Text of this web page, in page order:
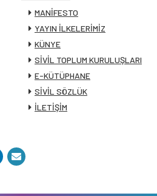
MANİFESTO
YAYIN İLKELERİMİZ
KÜNYE
SİVİL TOPLUM KURULUŞLARI
E-KÜTÜPHANE
SİVİL SÖZLÜK
İLETİŞİM